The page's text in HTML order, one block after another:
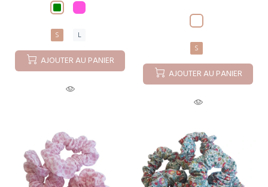
S L
AJOUTER AU PANIER
S
AJOUTER AU PANIER